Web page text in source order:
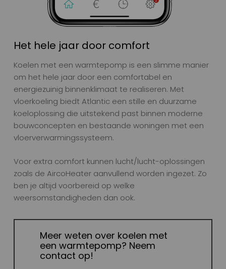
Het hele jaar door comfort
Koelen met een warmtepomp is een slimme manier
om het hele jaar door een comfortabel en
energiezuinig binnenklimaat te realiseren. Met
vloerkoeling biedt Atlantic een stille en duurzame
koeloplossing die uitstekend past binnen moderne
bouwconcepten en bestaande woningen met een
vloerverwarmingssysteem.
Voor extra comfort kunnen lucht/lucht-oplossingen
zoals de AircoHeater aanvullend worden ingezet. Zo
ben je altijd voorbereid op welke
weersomstandigheden dan ook.
Meer weten over koelen met
een warmtepomp? Neem
contact op!